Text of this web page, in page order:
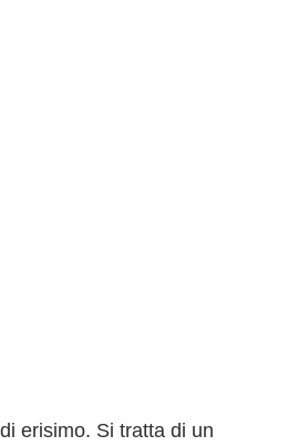
erisimo. Si tratta di un